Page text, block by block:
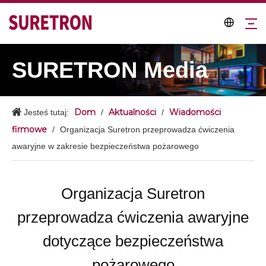
SURETRON Media
Jesteś tutaj: Dom / Aktualności / Wiadomości
firmowe / Organizacja Suretron przeprowadza ćwiczenia
awaryjne w zakresie bezpieczeństwa pożarowego
Organizacja Suretron
przeprowadza ćwiczenia awaryjne
dotyczące bezpieczeństwa